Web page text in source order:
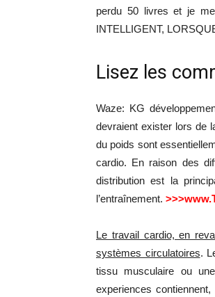
perdu 50 livres et je
INTELLIGENT,
Lisez les
Waze: KG
devraient exister lors de
du poids sont
cardio. En raison des
distribution est la
l’entraînement.
Le travail cardio, en
systèmes circulatoires.
tissu musculaire ou
experiences